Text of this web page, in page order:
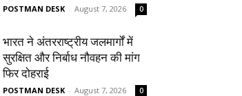
POSTMAN DESK - August 7, 2026 0
भारत ने अंतरराष्ट्रीय जलमार्गों में
सुरक्षित और निर्बाध नौवहन की मांग
फिर दोहराई
POSTMAN DESK - August 7, 2026 0